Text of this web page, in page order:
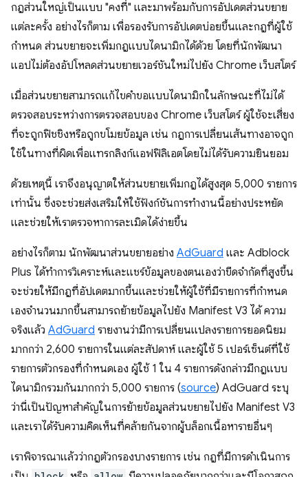
กฎส่วนใหญ่เป็นแบบ "คงที่" และมาพร้อมกับการอัปเดตส่วนขยาย
แต่ละครั้ง อย่างไรก็ตาม เพื่อรองรับการอัปเดตบ่อยขึ้นและกฎที่ผู้ใช้
กำหนด ส่วนขยายจะเพิ่มกฎแบบไดนามิกได้ด้วย โดยที่นักพัฒนา
แอปไม่ต้องอัปโหลดส่วนขยายเวอร์ชันใหม่ไปยัง Chrome เว็บสโตร์
เมื่อส่วนขยายสามารถแก้ไขคำขอแบบไดนามิกในลักษณะที่ไม่ได้
ตรวจสอบระหว่างการตรวจสอบของ Chrome เว็บสโตร์ ผู้ใช้จะเสี่ยง
ที่จะถูกฟิชชิงหรือถูกขโมยข้อมูล เช่น กฎการเปลี่ยนเส้นทางอาจถูก
ใช้ในทางที่ผิดเพื่อแทรกลิงก์แอฟฟิลิเอตโดยไม่ได้รับความยินยอม
ด้วยเหตุนี้ เราจึงอนุญาตให้ส่วนขยายเพิ่มกฎได้สูงสุด 5,000 รายการ
เท่านั้น ซึ่งจะช่วยส่งเสริมให้ใช้ฟังก์ชันการทำงานนี้อย่างประหยัด
และช่วยให้เราตรวจหาการละเมิดได้ง่ายขึ้น
อย่างไรก็ตาม นักพัฒนาส่วนขยายอย่าง AdGuard และ Adblock
Plus ได้ทําการวิเคราะห์และแชร์ข้อมูลของตนเองว่าขีดจํากัดที่สูงขึ้น
จะช่วยให้มีกฎที่อัปเดตมากขึ้นและช่วยให้ผู้ใช้ที่มีรายการที่กําหนด
เองจํานวนมากขึ้นสามารถย้ายข้อมูลไปยัง Manifest V3 ได้ ความ
จริงแล้ว AdGuard รายงานว่ามีการเปลี่ยนแปลงรายการยอดนิยม
มากกว่า 2,600 รายการในแต่ละสัปดาห์ และผู้ใช้ 5 เปอร์เซ็นต์ที่ใช้
รายการตัวกรองที่กำหนดเอง ผู้ใช้ 1 ใน 4 รายการดังกล่าวมีกฎแบบ
ไดนามิกรวมกันมากกว่า 5,000 รายการ (source) AdGuard ระบุ
ว่านี่เป็นปัญหาสำคัญในการย้ายข้อมูลส่วนขยายไปยัง Manifest V3
และเราได้รับความคิดเห็นที่คล้ายกันจากผู้บล็อกเนื้อหารายอื่นๆ
เราพิจารณาแล้วว่ากฎตัวกรองบางรายการ เช่น กฎที่มีการดำเนินการ